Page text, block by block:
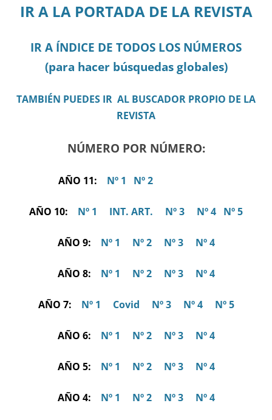
IR A LA PORTADA DE LA REVISTA
IR A ÍNDICE DE TODOS LOS NÚMEROS
(para hacer búsquedas globales)
TAMBIÉN PUEDES IR AL BUSCADOR PROPIO DE LA
REVISTA
NÚMERO POR NÚMERO:
AÑO 11: Nº 1 Nº 2
AÑO 10: Nº 1 INT. ART. Nº 3 Nº 4 Nº 5
AÑO 9: Nº 1 Nº 2 Nº 3 Nº 4
AÑO 8: Nº 1 Nº 2 Nº 3 Nº 4
AÑO 7: Nº 1 Covid Nº 3 Nº 4 Nº 5
AÑO 6: Nº 1 Nº 2 Nº 3 Nº 4
AÑO 5: Nº 1 Nº 2 Nº 3 Nº 4
AÑO 4: Nº 1 Nº 2 Nº 3 Nº 4